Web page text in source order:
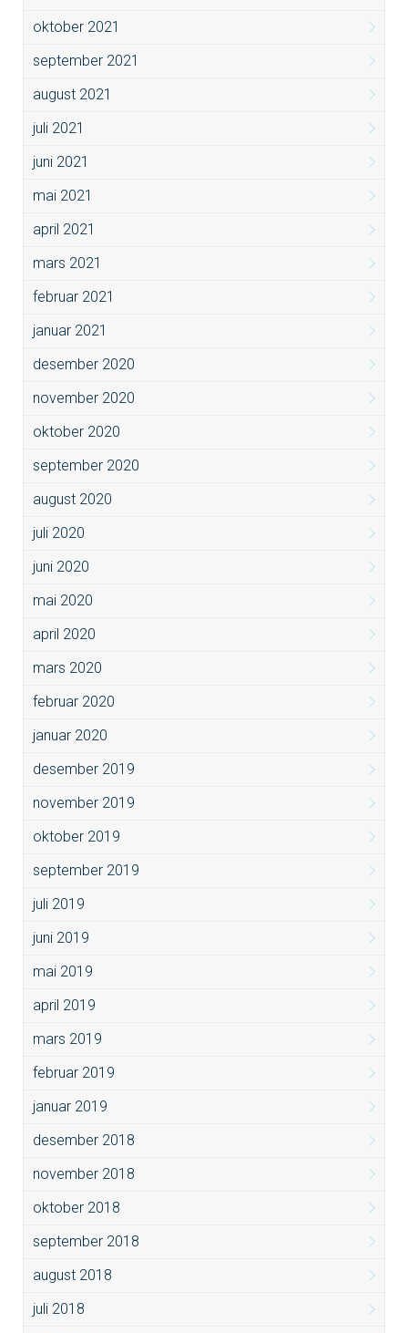
oktober 2021
september 2021
august 2021
juli 2021
juni 2021
mai 2021
april 2021
mars 2021
februar 2021
januar 2021
desember 2020
november 2020
oktober 2020
september 2020
august 2020
juli 2020
juni 2020
mai 2020
april 2020
mars 2020
februar 2020
januar 2020
desember 2019
november 2019
oktober 2019
september 2019
juli 2019
juni 2019
mai 2019
april 2019
mars 2019
februar 2019
januar 2019
desember 2018
november 2018
oktober 2018
september 2018
august 2018
juli 2018